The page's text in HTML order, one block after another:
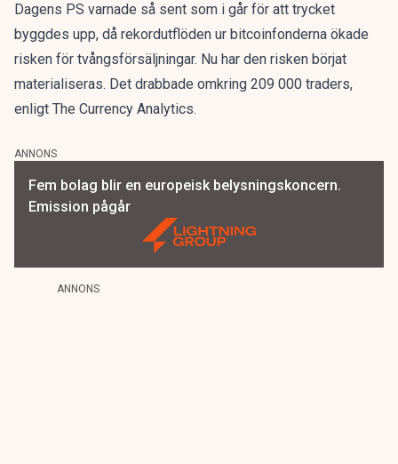
Dagens PS varnade så sent som i går för att trycket
byggdes upp, då rekordutflöden ur bitcoinfonderna ökade
risken för tvångsförsäljningar. Nu har den risken börjat
materialiseras. Det drabbade omkring 209 000 traders,
enligt The Currency Analytics.
ANNONS
Fem bolag blir en europeisk belysningskoncern.
Emission pågår
ANNONS